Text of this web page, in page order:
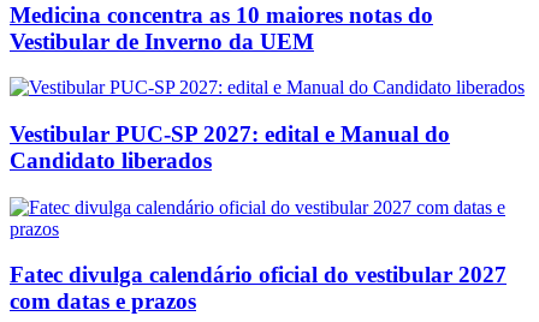
Medicina concentra as 10 maiores notas do
Vestibular de Inverno da UEM
Vestibular PUC-SP 2027: edital e Manual do
Candidato liberados
Fatec divulga calendário oficial do vestibular 2027
com datas e prazos